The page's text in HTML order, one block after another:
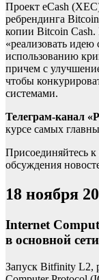
Проект eCash
ребрендинга
копии Bitcoin Cash.
«реализовать
использованию
причем с
чтобы
системами.
Телеграм-канал
курсе самых
Присоединяйтесь к
обсуждения
18 ноября
Internet
в основной сети
Запуск Bitfinity L2,